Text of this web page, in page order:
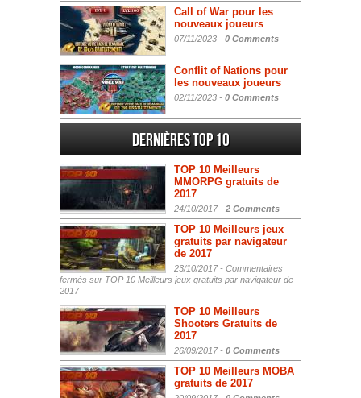
Call of War pour les
nouveaux joueurs
07/11/2023 - 0 Comments
Conflit of Nations pour
les nouveaux joueurs
02/11/2023 - 0 Comments
Dernières Top 10
TOP 10 Meilleurs
MMORPG gratuits de
2017
24/10/2017 - 2 Comments
TOP 10 Meilleurs jeux
gratuits par navigateur
de 2017
23/10/2017 - Commentaires
fermés sur TOP 10 Meilleurs jeux gratuits par navigateur de
2017
TOP 10 Meilleurs
Shooters Gratuits de
2017
26/09/2017 - 0 Comments
TOP 10 Meilleurs MOBA
gratuits de 2017